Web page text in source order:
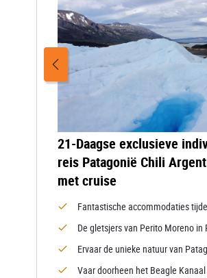
21-Daagse exclusieve
reis Patagonië Chili
met cruise
Fantastische accommodaties
De gletsjers van Perito Moreno in
Ervaar de unieke natuur van
Vaar doorheen het Beagle Kanaal